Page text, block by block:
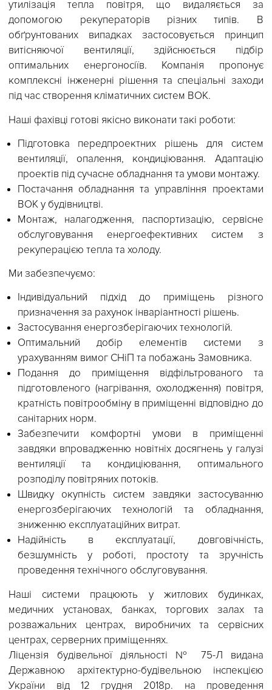
ефективності, перспективні ізоляційні матеріали
нові технології. У системах вентиляції
утилізація тепла повітря, що видаляється
допомогою рекуператорів різних типів.
обґрунтованих випадках застосовується
витісняючої вентиляції, здійснюється
оптимальних енергоносіїв. Компанія
комплексні інженерні рішення та спеціальні
Наші фахівці готові якісно виконати такі роботи:
Підготовка передпроектних рішень для
вентиляції, опалення, кондиціювання.
проектів під сучасне обладнання та умови
Постачання обладнання та управління
ВОК у будівництві.
Монтаж, налагодження, паспортизацію,
обслуговування енергоефективних систем
рекуперацією тепла та холоду.
Ми забезпечуємо:
Індивідуальний підхід до приміщень
призначення за рахунок інваріантності рішень.
Застосування енергозберігаючих технологій.
Оптимальний добір елементів системи
урахуванням вимог СНіП та побажань Замовника.
Подання до приміщення відфільтрованого
підготовленого (нагрівання, охолодження)
кратність повітрообміну в приміщенні відповідно
санітарних норм.
Забезпечити комфортні умови в
завдяки впровадженню новітніх досягнень у
вентиляції та кондиціювання,
розподілу повітряних потоків.
Швидку окупність систем завдяки
енергозберігаючих технологій та
зниженню експлуатаційних витрат.
Надійність в експлуатації,
безшумність у роботі, простоту та
проведення технічного обслуговування.
Наші системи працюють у житлових
медичних установах, банках, торгових залах